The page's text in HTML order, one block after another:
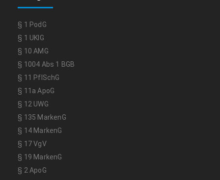
§ 1 PodG
§ 1 UKlG
§ 10 AMG
§ 1004 Abs 1 BGB
§ 11 PflSchG
§ 11a ApoG
§ 12 UWG
§ 135 MarkenG
§ 14 MarkenG
§ 17 VgV
§ 19 MarkenG
§ 2 ApoG